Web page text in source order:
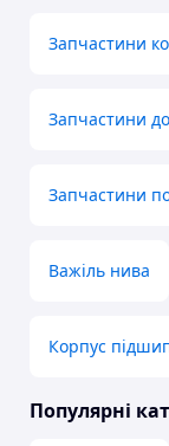
Запчастини
Запчастини
Запчастини
Важіль нива
Корпус
Популярні